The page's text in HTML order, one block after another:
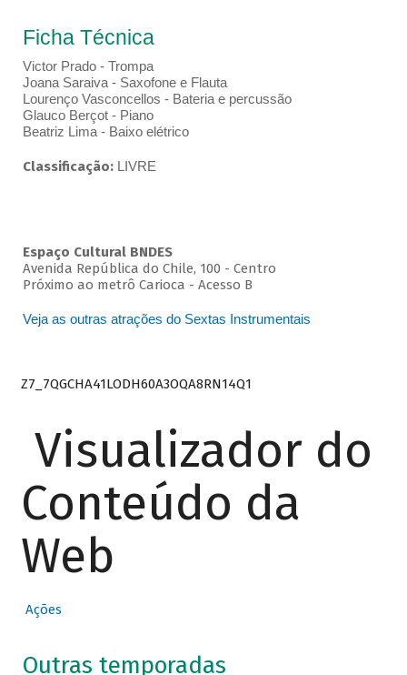
Ficha Técnica
Victor Prado - Trompa
Joana Saraiva - Saxofone e Flauta
Lourenço Vasconcellos - Bateria e percussão
Glauco Berçot - Piano
Beatriz Lima - Baixo elétrico
Classificação: LIVRE
Espaço Cultural BNDES
Avenida República do Chile, 100 - Centro
Próximo ao metrô Carioca - Acesso B
Veja as outras atrações do Sextas Instrumentais
Z7_7QGCHA41LODH60A3OQA8RN14Q1
Visualizador do
Conteúdo da
Web
Ações
Outras temporadas